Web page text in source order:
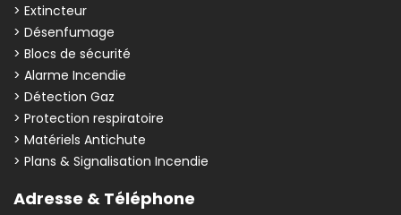
> Extincteur
> Désenfumage
> Blocs de sécurité
> Alarme Incendie
> Détection Gaz
> Protection respiratoire
> Matériels Antichute
> Plans & Signalisation Incendie
Adresse & Téléphone